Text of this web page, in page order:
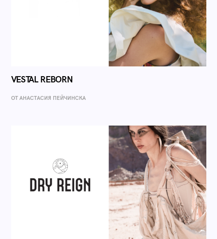
VESTAL REBORN
ОТ AНАСТАСИЯ ПЕЙЧИНСКА